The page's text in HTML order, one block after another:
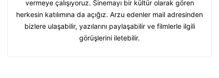
vermeye çalışıyoruz. Sinemayı bir kültür olarak gören
herkesin katılımına da açığız. Arzu edenler mail adresinden
bizlere ulaşabilir, yazılarını paylaşabilir ve filmlerle ilgili
görüşlerini iletebilir.